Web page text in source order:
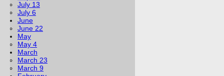
July 13
July 6
June
June 22
May
May 4
March
March 23
March 9